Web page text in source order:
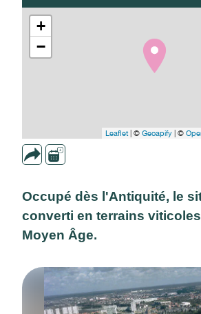
+
−
Leaflet| © Geoapify | ©
Occupé dès l'Antiquité, le
converti en terrains
Moyen Âge.